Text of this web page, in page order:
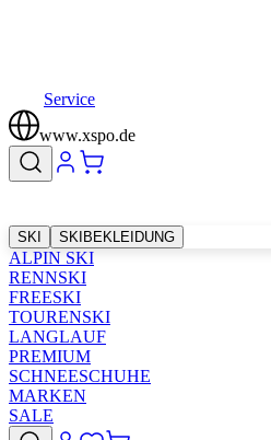
Service
www.xspo.de
SKI SKIBEKLEIDUNG
ALPIN SKI
RENNSKI
FREESKI
TOURENSKI
LANGLAUF
PREMIUM
SCHNEESCHUHE
MARKEN
SALE